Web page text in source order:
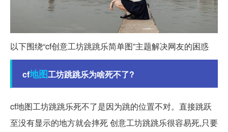
以下围绕“cf创意工坊跳跳乐简单图”主题解决网友的困惑
cf地图工坊跳跳乐为啥死不了?
cf地图工坊跳跳乐死不了是因为跳的位置不对。直接跳跃
至没有显示的地方就会摔死 创意工坊跳跳乐很容易死,只要